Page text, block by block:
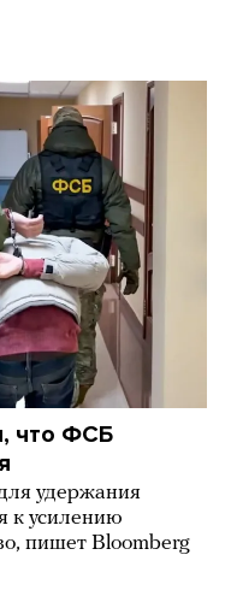
что ФСБ
удержания
к усилению
пишет Bloomberg